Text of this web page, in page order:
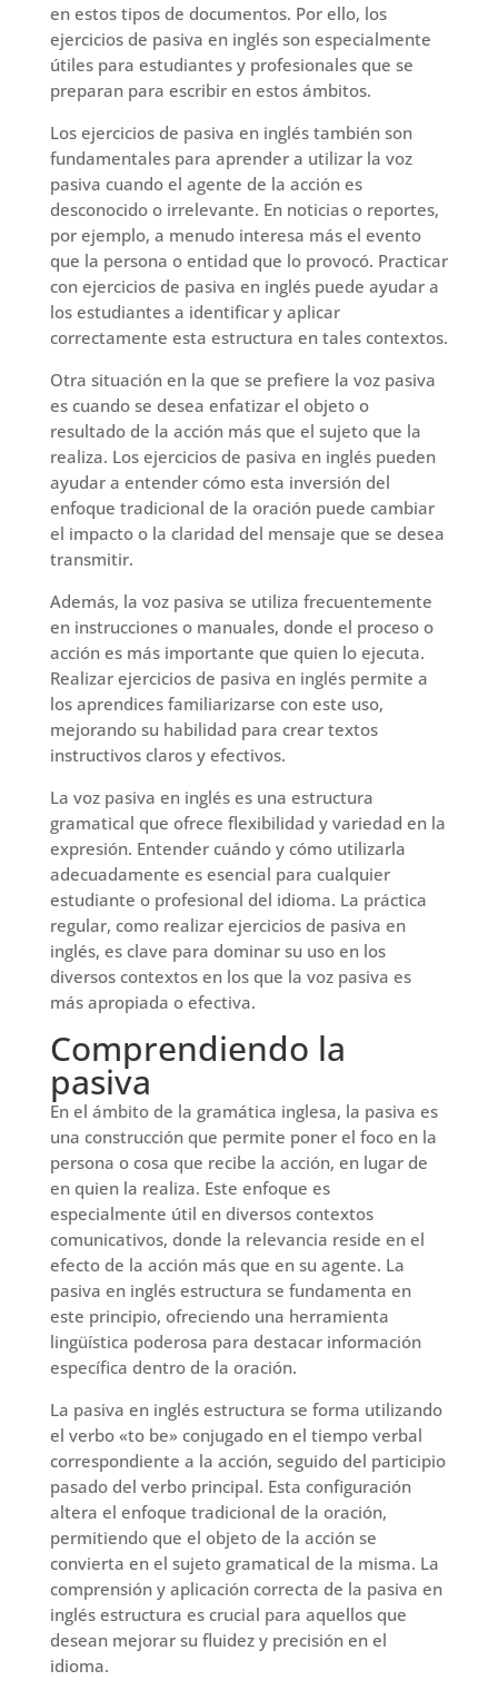
en estos tipos de documentos. Por ello, los
ejercicios de pasiva en inglés son especialmente
útiles para estudiantes y profesionales que se
preparan para escribir en estos ámbitos.
Los ejercicios de pasiva en inglés también son
fundamentales para aprender a utilizar la voz
pasiva cuando el agente de la acción es
desconocido o irrelevante. En noticias o reportes,
por ejemplo, a menudo interesa más el evento
que la persona o entidad que lo provocó. Practicar
con ejercicios de pasiva en inglés puede ayudar a
los estudiantes a identificar y aplicar
correctamente esta estructura en tales contextos.
Otra situación en la que se prefiere la voz pasiva
es cuando se desea enfatizar el objeto o
resultado de la acción más que el sujeto que la
realiza. Los ejercicios de pasiva en inglés pueden
ayudar a entender cómo esta inversión del
enfoque tradicional de la oración puede cambiar
el impacto o la claridad del mensaje que se desea
transmitir.
Además, la voz pasiva se utiliza frecuentemente
en instrucciones o manuales, donde el proceso o
acción es más importante que quien lo ejecuta.
Realizar ejercicios de pasiva en inglés permite a
los aprendices familiarizarse con este uso,
mejorando su habilidad para crear textos
instructivos claros y efectivos.
La voz pasiva en inglés es una estructura
gramatical que ofrece flexibilidad y variedad en la
expresión. Entender cuándo y cómo utilizarla
adecuadamente es esencial para cualquier
estudiante o profesional del idioma. La práctica
regular, como realizar ejercicios de pasiva en
inglés, es clave para dominar su uso en los
diversos contextos en los que la voz pasiva es
más apropiada o efectiva.
Comprendiendo la
pasiva
En el ámbito de la gramática inglesa, la pasiva es
una construcción que permite poner el foco en la
persona o cosa que recibe la acción, en lugar de
en quien la realiza. Este enfoque es
especialmente útil en diversos contextos
comunicativos, donde la relevancia reside en el
efecto de la acción más que en su agente. La
pasiva en inglés estructura se fundamenta en
este principio, ofreciendo una herramienta
lingüística poderosa para destacar información
específica dentro de la oración.
La pasiva en inglés estructura se forma utilizando
el verbo «to be» conjugado en el tiempo verbal
correspondiente a la acción, seguido del participio
pasado del verbo principal. Esta configuración
altera el enfoque tradicional de la oración,
permitiendo que el objeto de la acción se
convierta en el sujeto gramatical de la misma. La
comprensión y aplicación correcta de la pasiva en
inglés estructura es crucial para aquellos que
desean mejorar su fluidez y precisión en el
idioma.